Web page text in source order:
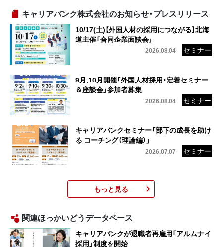
キャリアバンク株式会社のお知らせ・プレスリリース
10/17(土)【外国人材の採用につながる】北海
道主催「合同企業面談会」
2026.08.04
9月,10月開催「外国人材採用・定着セミナー
＆座談会」参加者募集
2026.08.04
キャリアバンクセミナー「部下の成長を助け
る コーチング（理論編）」
2026.07.07
もっと見る
関連ほっかいどうデータベース
キャリアバンクが退職者再雇用「アルムナイ
採用」制度を開始